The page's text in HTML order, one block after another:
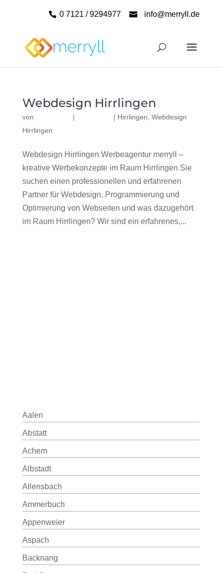
0 7121 / 9294977 info@merryll.de
Webdesign Hirrlingen
von | | Hirrlingen Webdesign
Hirrlingen
Webdesign Hirrlingen Werbeagentur merryll –
kreative Werbekonzepte im Raum Hirrlingen Sie
suchen einen professionellen und erfahrenen
Partner für Webdesign, Programmierung und
Optimierung von Webseiten und was dazugehört
im Raum Hirrlingen? Wir sind ein erfahrenes,...
Aalen
Abstatt
Achern
Albstadt
Allensbach
Ammerbuch
Appenweier
Aspach
Backnang